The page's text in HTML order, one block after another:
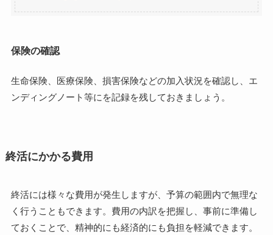
保険の確認
生命保険、医療保険、損害保険などの加入状況を確認し、エ
ンディングノート等にを記録を残しておきましょう。
終活にかかる費用
終活には様々な費用が発生しますが、予算の範囲内で無理な
く行うこともできます。費用の内訳を把握し、事前に準備し
ておくことで、精神的にも経済的にも負担を軽減できます。